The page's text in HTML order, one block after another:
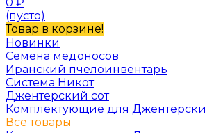
(пусто)
Товар в корзине!
Новинки
Семена медоносов
Иранский пчелоинвентарь
Система Никот
Джентерский сот
Комплектующие для
Все товары